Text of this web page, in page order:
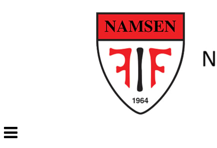
Veksle
navigasjon